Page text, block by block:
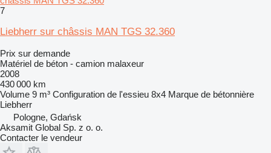
7
Liebherr sur châssis MAN TGS 32.360
Prix sur demande
Matériel de béton - camion malaxeur
2008
430 000 km
Volume 9 m³ Configuration de l'essieu 8x4 Marque de bétonnière
Liebherr
Pologne, Gdańsk
Aksamit Global Sp. z o. o.
Contacter le vendeur